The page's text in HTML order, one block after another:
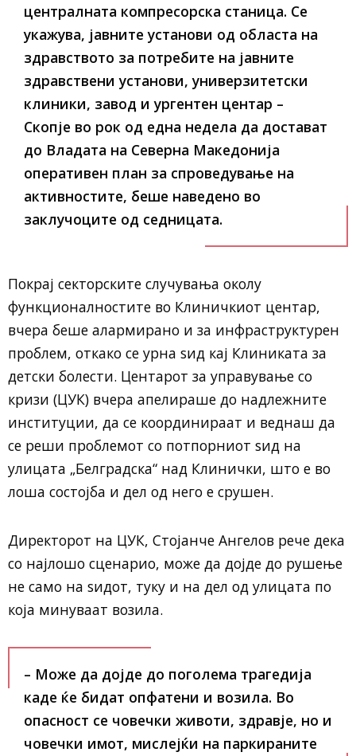
централната компресорска станица. Се
укажува, јавните установи од областа на
здравството за потребите на јавните
здравствени установи, универзитетски
клиники, завод и ургентен центар –
Скопје во рок од една недела да достават
до Владата на Северна Македонија
оперативен план за спроведување на
активностите, беше наведено во
заклучоците од седницата.
Покрај секторските случувања околу
функционалностите во Клиничкиот центар,
вчера беше алармирано и за инфраструктурен
проблем, откако се урна ѕид кај Клиниката за
детски болести. Центарот за управување со
кризи (ЦУК) вчера апелираше до надлежните
институции, да се координираат и веднаш да
се реши проблемот со потпорниот ѕид на
улицата „Белградска“ над Клинички, што е во
лоша состојба и дел од него е срушен.
Директорот на ЦУК, Стојанче Ангелов рече дека
со најлошо сценарио, може да дојде до рушење
не само на ѕидот, туку и на дел од улицата по
која минуваат возила.
– Може да дојде до поголема трагедија
каде ќе бидат опфатени и возила. Во
опасност се човечки животи, здравје, но и
човечки имот, мислејќи на паркираните